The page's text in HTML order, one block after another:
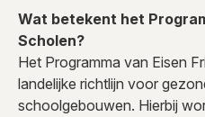
Wat betekent het
Scholen?
Het Programma van Eisen
landelijke richtlijn voor
schoolgebouwen. Hierbij